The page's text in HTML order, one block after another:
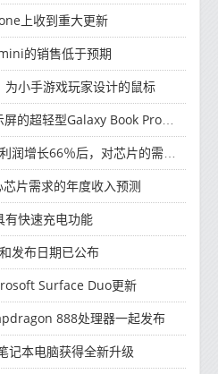
上收到重大更新
的销售低于预期
小手游戏玩家设计的鼠标
Book Pro和Galaxy Book Pro 360笔记本电脑
长66％后，对芯片的需求将增强
片需求的年度收入预测
有快速充电功能
发布日期已公布
Surface Duo更新
888处理器一起发布
记本电脑获得全新升级